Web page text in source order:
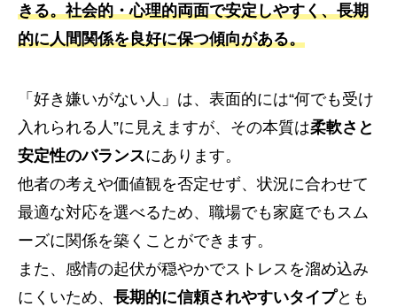
きる。社会的・心理的両面で安定しやすく、長期
的に人間関係を良好に保つ傾向がある。
「好き嫌いがない人」は、表面的には“何でも受け
入れられる人”に見えますが、その本質は柔軟さと
安定性のバランスにあります。
他者の考えや価値観を否定せず、状況に合わせて
最適な対応を選べるため、職場でも家庭でもスム
ーズに関係を築くことができます。
また、感情の起伏が穏やかでストレスを溜め込み
にくいため、 長期的に信頼されやすいタイプとも